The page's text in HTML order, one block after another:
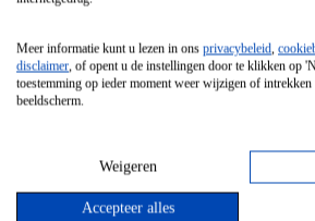
Vrijstaande Magnetron
Vrijstaande Kookplaat
Inbouw Gaskookplaat
Inbouw Keramische Kookplaat
Meer informatie kunt u lezen in ons privacybeleid,
disclaimer, of opent u de instellingen door te klikken op
toestemming op ieder moment weer wijzigen of
beeldscherm.
Weigeren
Accepteer alles